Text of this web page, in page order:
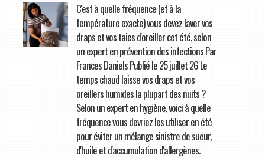
C'est à quelle fréquence (et à la
température exacte) vous devez laver vos
draps et vos taies d'oreiller cet été, selon
un expert en prévention des infections Par
Frances Daniels Publié le 25 juillet 26 Le
temps chaud laisse vos draps et vos
oreillers humides la plupart des nuits ?
Selon un expert en hygiène, voici à quelle
fréquence vous devriez les utiliser en été
pour éviter un mélange sinistre de sueur,
d'huile et d'accumulation d'allergènes.